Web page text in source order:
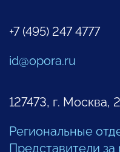
+7 (495) 247 4777
id@opora.ru
127473, г. Москва,
Региональные
Представители